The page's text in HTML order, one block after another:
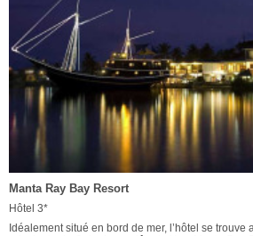
Manta Ray Bay Resort
Hôtel 3*
Idéalement situé en bord de mer, l’hôtel se trouve